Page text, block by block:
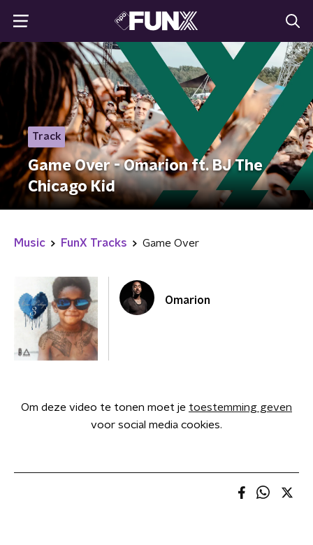
Track
Game Over - Omarion ft. BJ The
Chicago Kid
Music FunX Tracks Game Over
Omarion
Om deze video te tonen moet je toestemming geven
voor social media cookies.